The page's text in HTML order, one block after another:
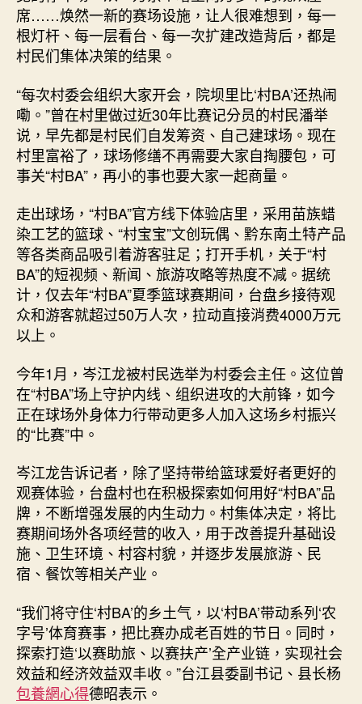
席……焕然一新的赛场设施，让人很难想到，每一
根灯杆、每一层看台、每一次扩建改造背后，都是
村民们集体决策的结果。
“每次村委会组织大家开会，院坝里比‘村BA’还热闹
嘞。”曾在村里做过近30年比赛记分员的村民潘举
说，早先都是村民们自发筹资、自己建球场。现在
村里富裕了，球场修缮不再需要大家自掏腰包，可
事关“村BA”，再小的事也要大家一起商量。
走出球场，“村BA”官方线下体验店里，采用苗族蜡
染工艺的篮球、“村宝宝”文创玩偶、黔东南土特产品
等各类商品吸引着游客驻足；打开手机，关于“村
BA”的短视频、新闻、旅游攻略等热度不减。据统
计，仅去年“村BA”夏季篮球赛期间，台盘乡接待观
众和游客就超过50万人次，拉动直接消费4000万元
以上。
今年1月，岑江龙被村民选举为村委会主任。这位曾
在“村BA”场上守护内线、组织进攻的大前锋，如今
正在球场外身体力行带动更多人加入这场乡村振兴
的“比赛”中。
岑江龙告诉记者，除了坚持带给篮球爱好者更好的
观赛体验，台盘村也在积极探索如何用好“村BA”品
牌，不断增强发展的内生动力。村集体决定，将比
赛期间场外各项经营的收入，用于改善提升基础设
施、卫生环境、村容村貌，并逐步发展旅游、民
宿、餐饮等相关产业。
“我们将守住‘村BA’的乡土气，以‘村BA’带动系列‘农
字号’体育赛事，把比赛办成老百姓的节日。同时，
探索打造‘以赛助旅、以赛扶产’全产业链，实现社会
效益和经济效益双丰收。”台江县委副书记、县长杨
包養網心得德昭表示。